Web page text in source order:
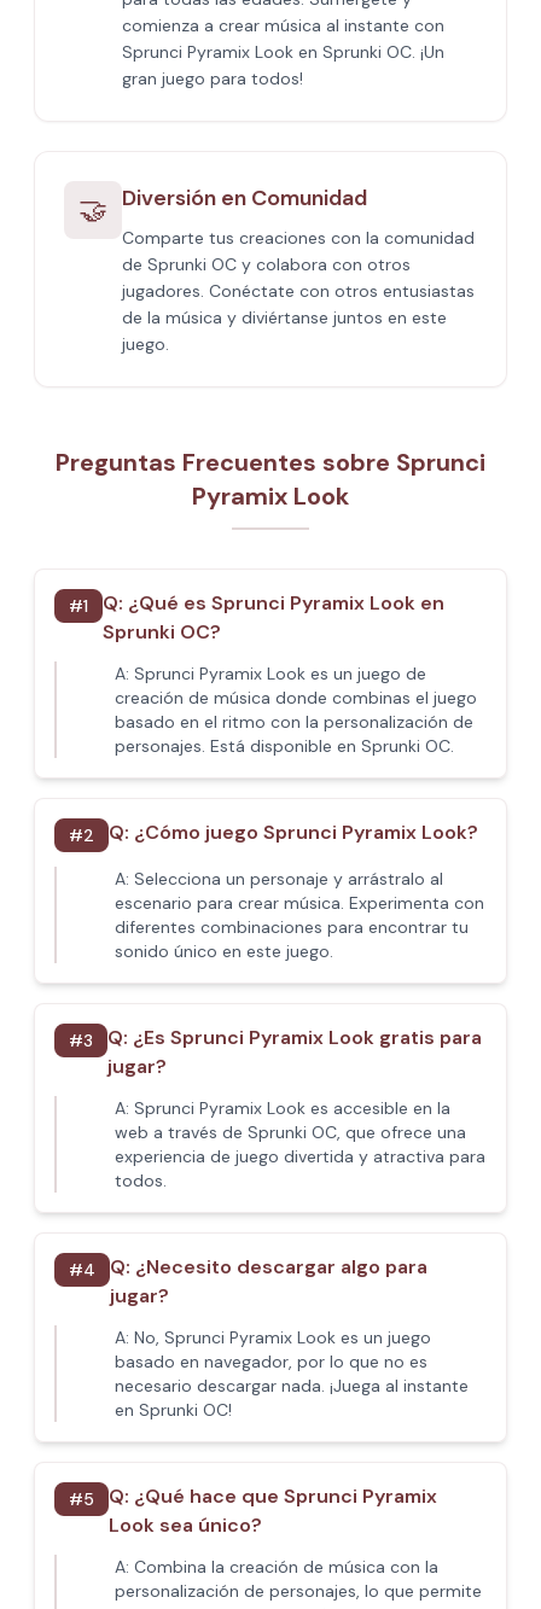
comienza a crear música al instante con
Sprunci Pyramix Look en Sprunki OC. ¡Un
gran juego para todos!
🤝 Diversión en Comunidad
Comparte tus creaciones con la comunidad
de Sprunki OC y colabora con otros
jugadores. Conéctate con otros entusiastas
de la música y diviértanse juntos en este
juego.
Preguntas Frecuentes sobre Sprunci
Pyramix Look
#1 Q: ¿Qué es Sprunci Pyramix Look en
Sprunki OC?
A: Sprunci Pyramix Look es un juego de
creación de música donde combinas el juego
basado en el ritmo con la personalización de
personajes. Está disponible en Sprunki OC.
#2 Q: ¿Cómo juego Sprunci Pyramix Look?
A: Selecciona un personaje y arrástralo al
escenario para crear música. Experimenta con
diferentes combinaciones para encontrar tu
sonido único en este juego.
#3 Q: ¿Es Sprunci Pyramix Look gratis para
jugar?
A: Sprunci Pyramix Look es accesible en la
web a través de Sprunki OC, que ofrece una
experiencia de juego divertida y atractiva para
todos.
#4 Q: ¿Necesito descargar algo para
jugar?
A: No, Sprunci Pyramix Look es un juego
basado en navegador, por lo que no es
necesario descargar nada. ¡Juega al instante
en Sprunki OC!
#5 Q: ¿Qué hace que Sprunci Pyramix
Look sea único?
A: Combina la creación de música con la
personalización de personajes, lo que permite